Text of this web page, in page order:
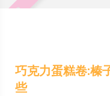
巧克力蛋糕卷:榛
些